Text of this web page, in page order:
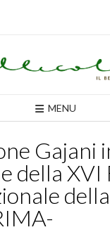
MENU
Gajani
della XVI